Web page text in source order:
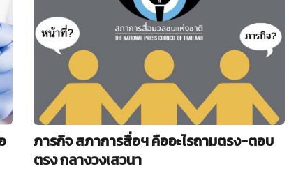
ภารกิจ สภาการสื่อฯ คืออะไรถามตรง-ตอบ
ตรง กลางวงเสวนา